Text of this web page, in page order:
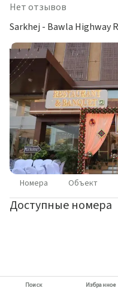
Нет отзывов
Номера Объект
Доступные номера
Поиск Избранное